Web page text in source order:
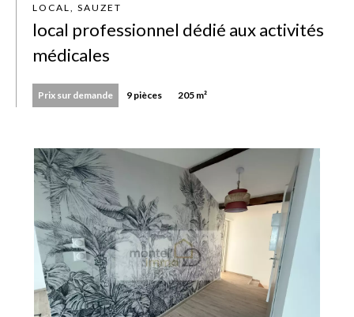
LOCAL, SAUZET
local professionnel dédié aux activités
médicales
Prix sur demande 9 pièces 205 m²